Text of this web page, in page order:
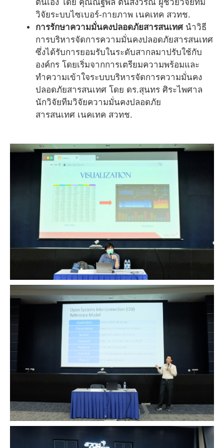
ตนเอง โดย คุณณฐพล ตันสังวรณ์ ผู้ช่วยวิจัยทีม
วิจัยระบบไซเบอร์-กายภาพ เนคเทค สวทช.
การรักษาความมั่นคงปลอดภัยสารสนเทศ นำวิธี
การบริหารจัดการความมั่นคงปลอดภัยสารสนเทศ
ซึ่งได้รับการยอมรับในระดับสากลมาปรับใช้กับ
องค์กร โดยเริ่มจากการเตรียมความพร้อมและ
ทำความเข้าใจระบบบริหารจัดการความมั่นคง
ปลอดภัยสารสนเทศ โดย ดร.สุนทร ศิระไพศาล
นักวิจัยทีมวิจัยความมั่นคงปลอดภัย
สารสนเทศ เนคเทค สวทช.